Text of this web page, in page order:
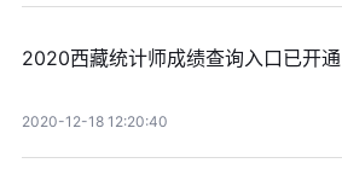
2020西藏统计师成绩查询入口已开通
2020-12-18 12:20:40